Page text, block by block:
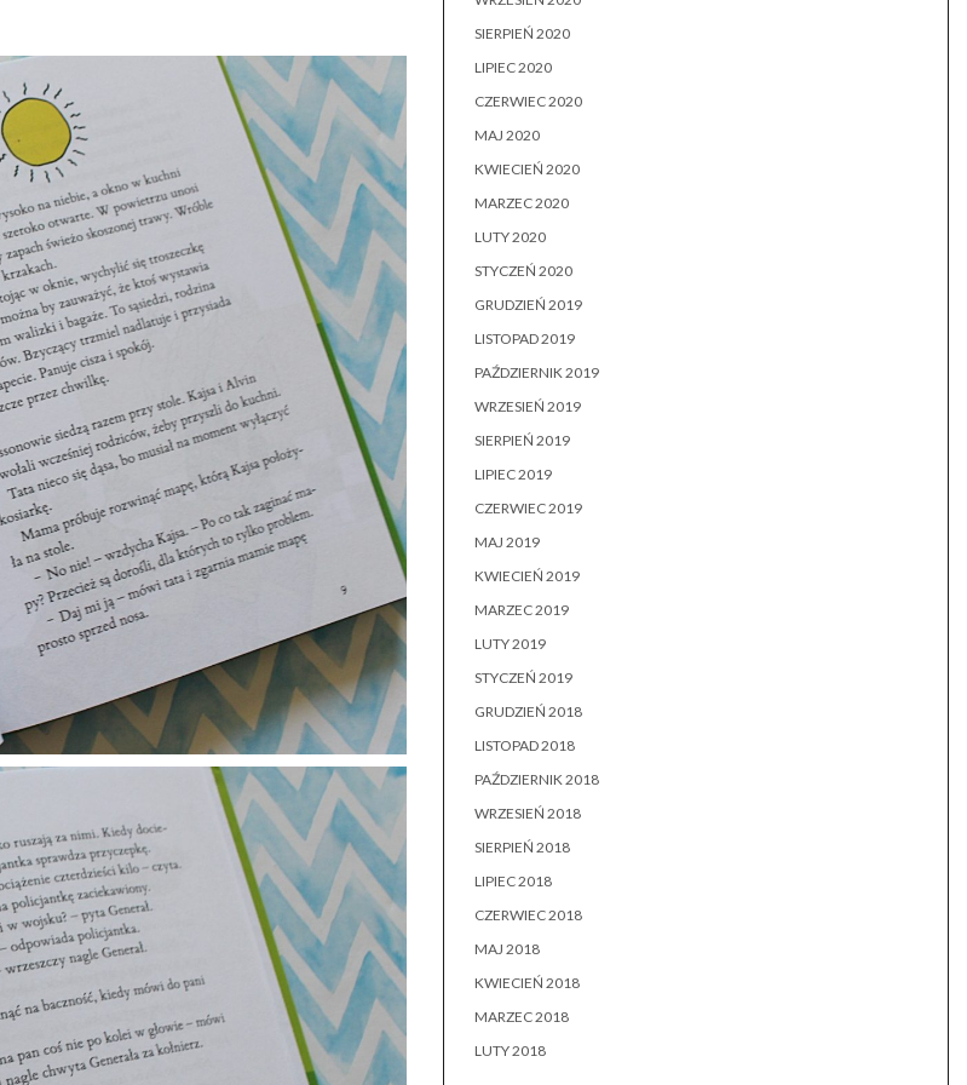
SIERPIEŃ 2020
LIPIEC 2020
CZERWIEC 2020
MAJ 2020
KWIECIEŃ 2020
MARZEC 2020
LUTY 2020
STYCZEŃ 2020
GRUDZIEŃ 2019
LISTOPAD 2019
PAŹDZIERNIK 2019
WRZESIEŃ 2019
SIERPIEŃ 2019
LIPIEC 2019
CZERWIEC 2019
MAJ 2019
KWIECIEŃ 2019
MARZEC 2019
LUTY 2019
STYCZEŃ 2019
GRUDZIEŃ 2018
LISTOPAD 2018
PAŹDZIERNIK 2018
WRZESIEŃ 2018
SIERPIEŃ 2018
LIPIEC 2018
CZERWIEC 2018
MAJ 2018
KWIECIEŃ 2018
MARZEC 2018
LUTY 2018